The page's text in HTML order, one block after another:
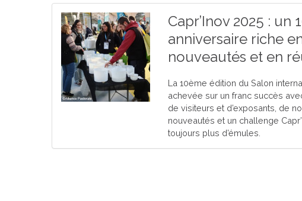
Capr’Inov 2025 : un
anniversaire riche
nouveautés et en
La 10ème édition du Salon
achevée sur un franc succès
de visiteurs et d’exposants, de
nouveautés et un challenge
toujours plus d’émules.